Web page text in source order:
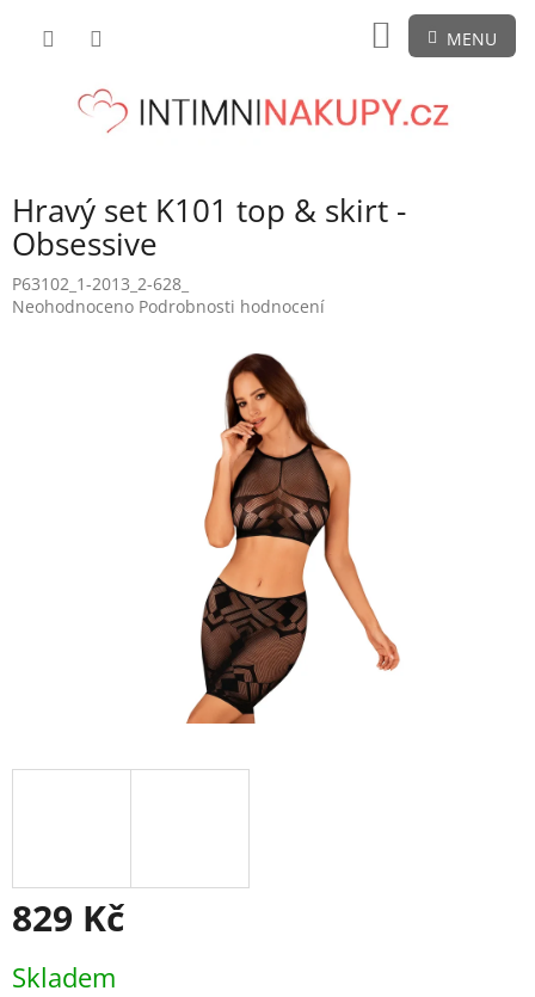
NÁKUPNÍ
KOŠÍK
Hravý set K101 top & skirt -
Obsessive
P63102_1-2013_2-628_
Průměrné
Neohodnoceno Podrobnosti hodnocení
829 Kč
cena:
Skladem